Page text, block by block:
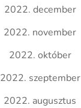
2022. december
2022. november
2022. október
2022. szeptember
2022. augusztus